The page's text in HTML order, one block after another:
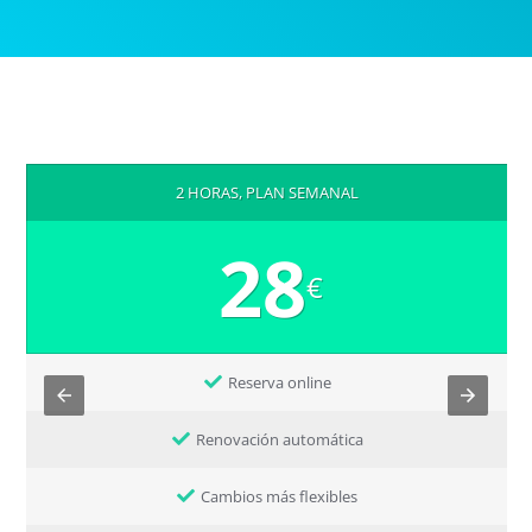
2 HORAS, PLAN SEMANAL
28€
Reserva online
Renovación automática
Cambios más flexibles